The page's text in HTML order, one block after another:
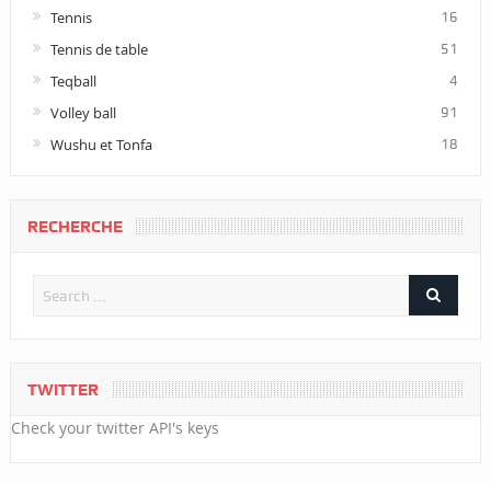
Tennis 16
Tennis de table 51
Teqball 4
Volley ball 91
Wushu et Tonfa 18
RECHERCHE
TWITTER
Check your twitter API's keys